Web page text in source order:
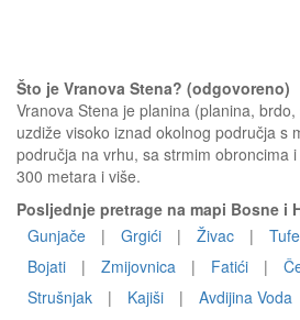
Što je Vranova Stena? (odgovoreno)
Vranova Stena je planina (planina,
uzdiže visoko iznad okolnog područja s
područja na vrhu, sa strmim obroncima
300 metara i više.
Posljednje pretrage na mapi Bosne i
Gunjače
| Grgići | Živac |
Bojati
| Zmijovnica | Fatići |
Strušnjak
| Kajiši | Avdijina Voda